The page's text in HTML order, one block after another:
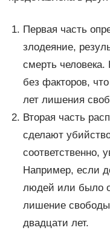
Первая часть
злодеяние,
смерть человека.
без факторов,
лет лишения
Вторая часть
сделают
соответственно,
Например, если
людей или было
лишение
двадцати лет.